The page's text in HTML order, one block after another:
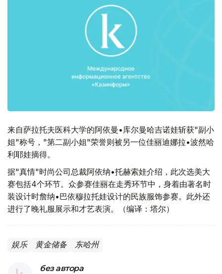
来自萨拉托夫医科大学的阿依曼•库尔曼哈吉诺娃斩获"副小
姐"称号，"第二副小姐"荣誉则被另一位佳丽迪娜拉•波然哈
利耶娃摘得。
据"真情"时尚公司总裁阿依纳•托赫索娃介绍，此次选美大
赛包括4个环节。众参赛佳丽在走秀环节中，身着由著名时
装设计时詹纳•巴依穆拉托娃设计的民族服饰参赛。此外还
进行了晚礼服展示和才艺表演。（编译：塔尔）
娱乐 黄金储备 东哈州
без автора